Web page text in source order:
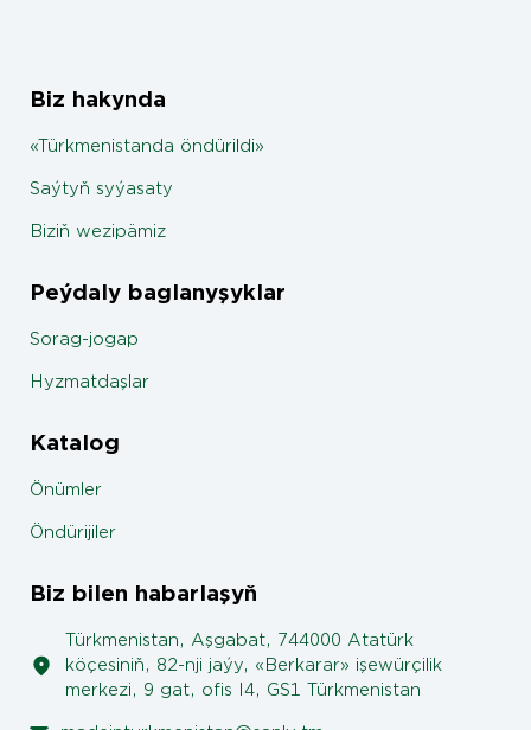
Biz hakynda
«Türkmenistanda öndürildi»
Saýtyň syýasaty
Biziň wezipämiz
Peýdaly baglanyşyklar
Sorag-jogap
Hyzmatdaşlar
Katalog
Önümler
Öndürijiler
Biz bilen habarlaşyň
Türkmenistan, Aşgabat, 744000 Atatürk
köçesiniň, 82-nji jaýy, «Berkarar» işewürçilik
merkezi, 9 gat, ofis I4, GS1 Türkmenistan